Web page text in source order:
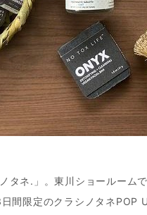
タネ.」。東川ショールー
間限定のクラシノタネPOP